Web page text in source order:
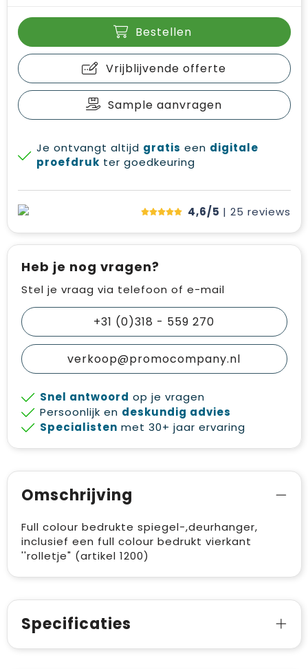
Bestellen
Vrijblijvende offerte
Sample aanvragen
Je ontvangt altijd gratis een digitale
proefdruk ter goedkeuring
4,6/5 | 25 reviews
Heb je nog vragen?
Stel je vraag via telefoon of e-mail
+31 (0)318 - 559 270
verkoop@promocompany.nl
Snel antwoord op je vragen
Persoonlijk en deskundig advies
Specialisten met 30+ jaar ervaring
Omschrijving
Full colour bedrukte spiegel-,deurhanger,
inclusief een full colour bedrukt vierkant
''rolletje" (artikel 1200)
Specificaties